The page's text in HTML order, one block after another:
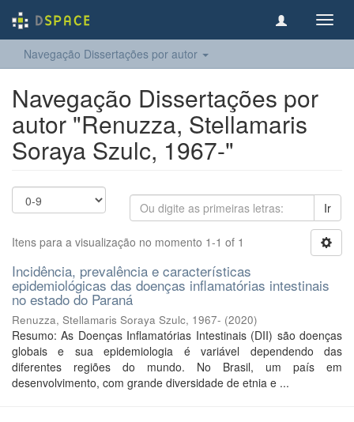
Navegação Dissertações por autor
Navegação Dissertações por
autor "Renuzza, Stellamaris
Soraya Szulc, 1967-"
Ir
Itens para a visualização no momento 1-1 of 1
Incidência, prevalência e características
epidemiológicas das doenças inflamatórias intestinais
no estado do Paraná
Renuzza, Stellamaris Soraya Szulc, 1967- (2020)
Resumo: As Doenças Inflamatórias Intestinais (DII) são doenças
globais e sua epidemiologia é variável dependendo das
diferentes regiões do mundo. No Brasil, um país em
desenvolvimento, com grande diversidade de etnia e ...